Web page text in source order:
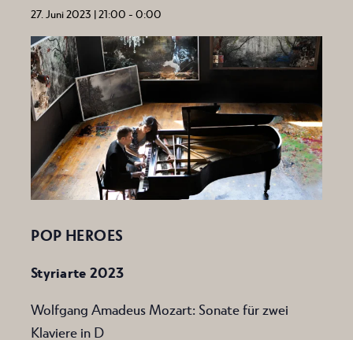
27. Juni 2023 | 21:00 -0:00
POP HEROES
Styriarte 2023
Wolfgang Amadeus Mozart: Sonate für zwei
Klaviere in D